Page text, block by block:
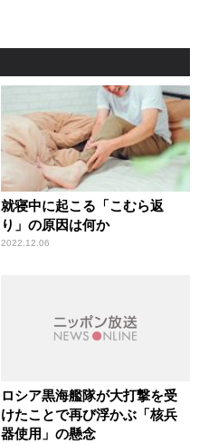
就寝中に起こる「こむら返
り」の原因は何か
2022.12.06
ロシア黒海艦隊が大打撃を受
けたことで再び浮かぶ「核兵
器使用」の懸念